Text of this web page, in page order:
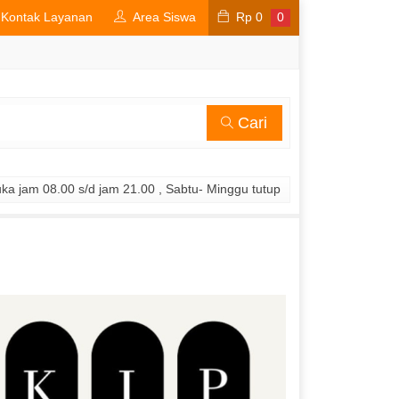
Kontak Layanan Area Siswa Rp 0 0
Cari
jam 08.00 s/d jam 21.00 , Sabtu- Minggu tutup